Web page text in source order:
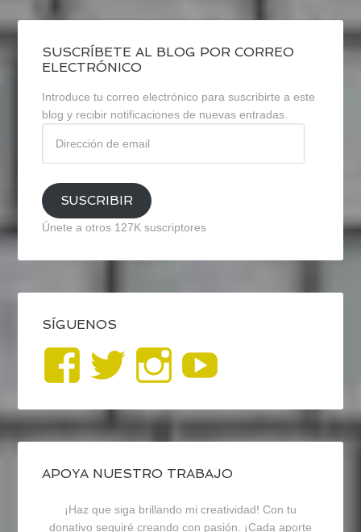
SUSCRÍBETE AL BLOG POR CORREO
ELECTRÓNICO
Introduce tu correo electrónico para suscribirte a este
blog y recibir notificaciones de nuevas entradas.
email
SUSCRIBIR
Únete a otros 127K suscriptores
SÍGUENOS
Ver
perfil
de
blogrecursosep
Ver
perfil
de
recursosep
Ver
perfil
de
recursosep
APOYA NUESTRO TRABAJO
¡Haz que siga brillando mi creatividad! Con tu
donativo seguiré creando con pasión. ¡Cada aporte